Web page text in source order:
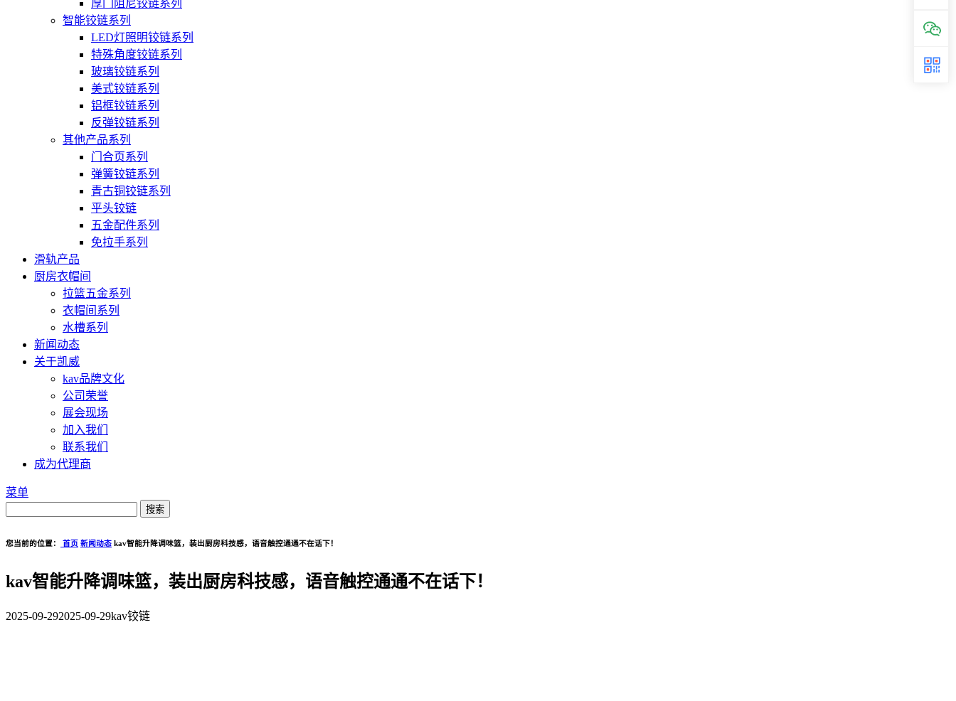
厚门阻尼铰链系列
智能铰链系列
LED灯照明铰链系列
特殊角度铰链系列
玻璃铰链系列
美式铰链系列
铝框铰链系列
反弹铰链系列
其他产品系列
门合页系列
弹簧铰链系列
青古铜铰链系列
平头铰链
五金配件系列
免拉手系列
滑轨产品
厨房衣帽间
拉篮五金系列
衣帽间系列
水槽系列
新闻动态
关于凯威
kav品牌文化
公司荣誉
展会现场
加入我们
联系我们
成为代理商
菜单
您当前的位置： 首页 新闻动态 kav智能升降调味篮，装出厨房科技感，语音触控通通不在话下！
kav智能升降调味篮，装出厨房科技感，语音触控通通不在话下！
2025-09-292025-09-29kav铰链